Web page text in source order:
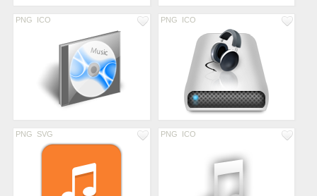
PNG ICO PNG ICO
PNG SVG PNG ICO